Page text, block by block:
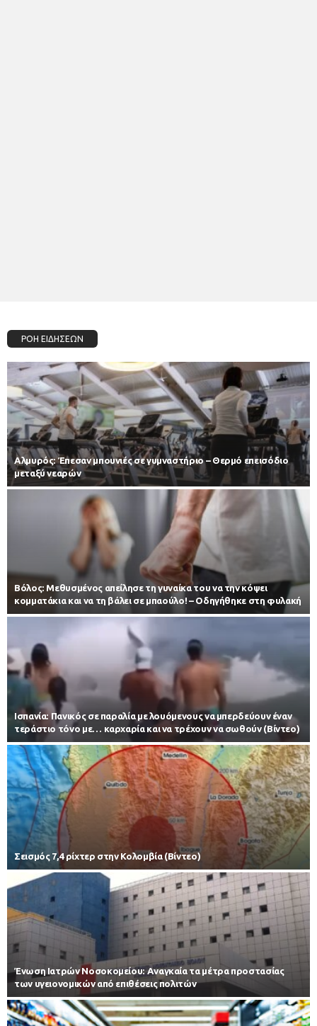
ΡΟΗ ΕΙΔΗΣΕΩΝ
Αλμυρός: Έπεσαν μπουνιές σε γυμναστήριο – Θερμό επεισόδιο
μεταξύ νεαρών
Βόλος: Μεθυσμένος απείλησε τη γυναίκα του να την κόψει
κομματάκια και να τη βάλει σε μπαούλο! – Οδηγήθηκε στη φυλακή
Iσπανία: Πανικός σε παραλία με λουόμενους να μπερδεύουν έναν
τεράστιο τόνο με… καρχαρία και να τρέχουν να σωθούν (Βίντεο)
Σεισμός 7,4 ρίχτερ στην Κολομβία (Βίντεο)
Ένωση Ιατρών Νοσοκομείου: Αναγκαία τα μέτρα προστασίας
των υγειονομικών από επιθέσεις πολιτών